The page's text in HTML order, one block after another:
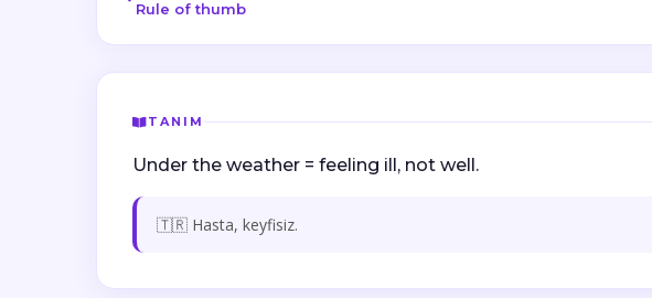
Rule of thumb
TANIM
Under the weather = feeling ill, not well.
🇹🇷 Hasta, keyfisiz.